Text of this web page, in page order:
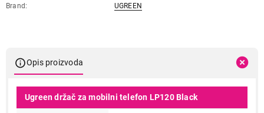
Brand
UGREEN
Opis proizvoda
Ugreen držač za mobilni telefon LP120 Black